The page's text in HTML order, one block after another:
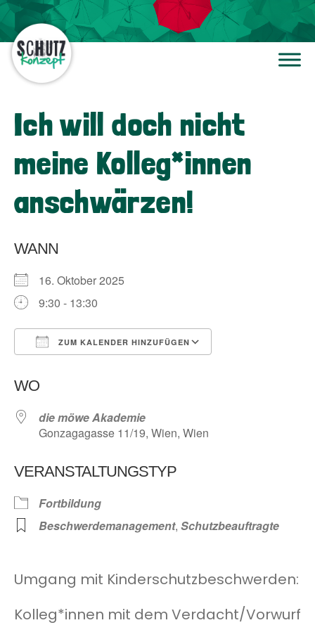
Ich will doch nicht
meine Kolleg*innen
anschwärzen!
WANN
16. Oktober 2025
9:30 - 13:30
ZUM KALENDER HINZUFÜGEN
WO
die möwe Akademie
Gonzagagasse 11/19, Wien, Wien
VERANSTALTUNGSTYP
Fortbildung
Beschwerdemanagement, Schutzbeauftragte
Umgang mit Kinderschutzbeschwerden:
Kolleg*innen mit dem Verdacht/Vorwurf